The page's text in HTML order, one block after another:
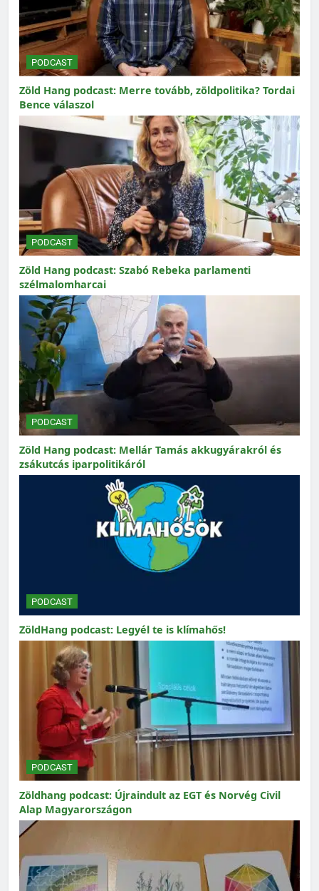
PODCAST
Zöld Hang podcast: Merre tovább, zöldpolitika? Tordai
Bence válaszol
PODCAST
Zöld Hang podcast: Szabó Rebeka parlamenti
szélmalomharcai
PODCAST
Zöld Hang podcast: Mellár Tamás akkugyárakról és
zsákutcás iparpolitikáról
PODCAST
ZöldHang podcast: Legyél te is klímahős!
PODCAST
Zöldhang podcast: Újraindult az EGT és Norvég Civil
Alap Magyarországon